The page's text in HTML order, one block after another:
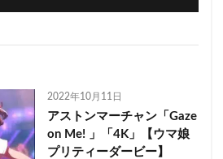
2022年10月11日
アストンマーチャン「Gaze
on Me! 」「4K」【ウマ娘
プリティーダービー】